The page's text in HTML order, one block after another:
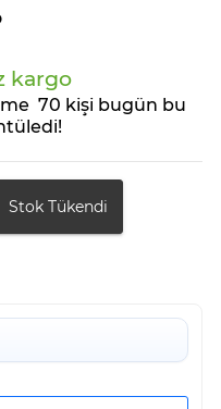
kargo
70 kişi bugün bu
Stok Tükendi